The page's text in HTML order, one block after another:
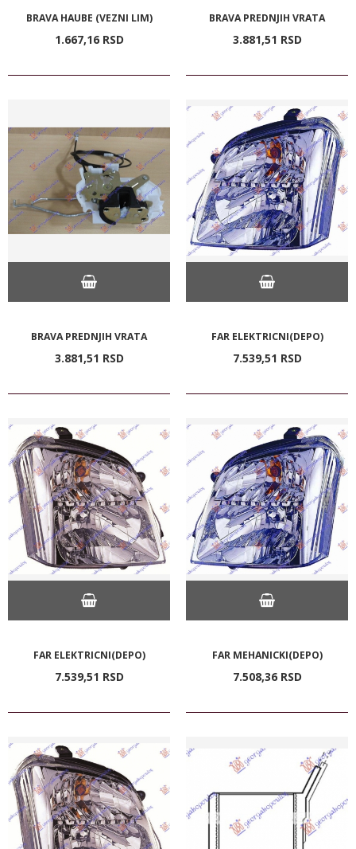
BRAVA HAUBE (VEZNI LIM)
1.667,16 RSD
BRAVA PREDNJIH VRATA
3.881,51 RSD
BRAVA PREDNJIH VRATA
3.881,51 RSD
FAR ELEKTRICNI(DEPO)
7.539,51 RSD
FAR ELEKTRICNI(DEPO)
7.539,51 RSD
FAR MEHANICKI(DEPO)
7.508,36 RSD